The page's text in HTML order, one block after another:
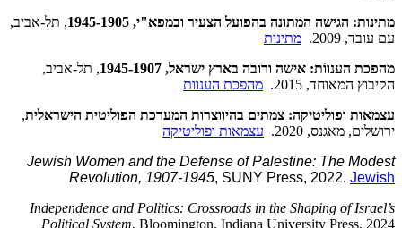
מתינות: הגישה המתונה בהפועל הצעיר ובמפא"י, 1945-1905
, תל-אביב,
עם עובד, 2009.
מתינות
מהפכת הענווֹת: אישה ורובה בארץ ישראל, 1945-1907
, תל-אביב,
הקיבוץ המאוחד, 2015.
מהפכת הענוות
עצמאות ופוליטיקה: צמתים בהיווצרות המערכת הפוליטית הישראלית,
ירושלים, מאגנס, 2020.
עצמאות ופוליטיקה
Jewish Women and the Defense of Palestine: The Modest
Revolution, 1907-1945, SUNY Press, 2022. Jewish
Independence and Politics: Crossroads in the Shaping of Israel’s
Political System, Bloomington, Indiana University Press, 2024